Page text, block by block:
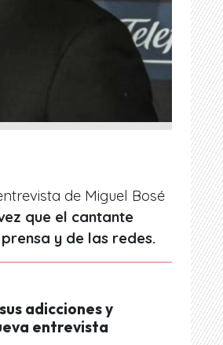
de Miguel Bosé
que el cantante
y de las redes.
adicciones y
entrevista